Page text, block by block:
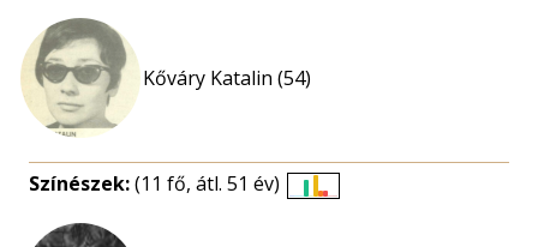
Kőváry Katalin (54)
Színészek:(11 fő, átl. 51 év)